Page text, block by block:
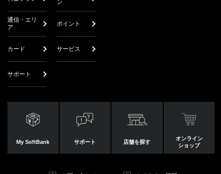
ン
通信・エリ
ア
ポイント
カード サービス
サポート
My SoftBank サポート 店舗を探す
オンライン
ショップ